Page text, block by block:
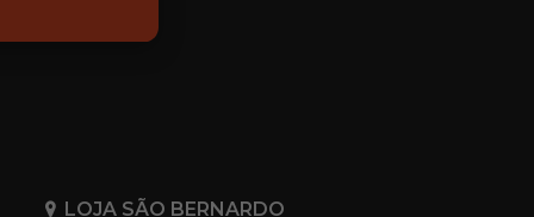
LOJA SÃO BERNARDO